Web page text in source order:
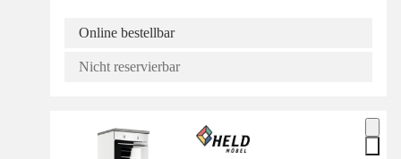
Online bestellbar
Nicht reservierbar